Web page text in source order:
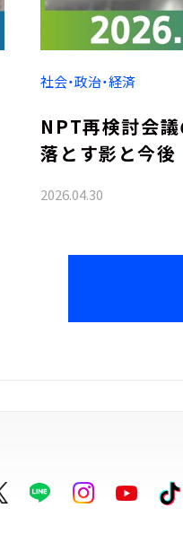
社会・政治・経済
NPT再検討会
落とす影と今後
2026.04.30